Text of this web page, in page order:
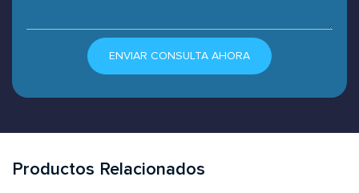
ENVIAR CONSULTA AHORA
Productos Relacionados